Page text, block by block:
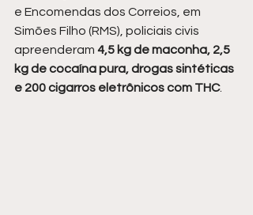
e Encomendas dos Correios, em
Simões Filho (RMS), policiais civis
apreenderam 4,5 kg de maconha, 2,5
kg de cocaína pura, drogas sintéticas
e 200 cigarros eletrônicos com THC.